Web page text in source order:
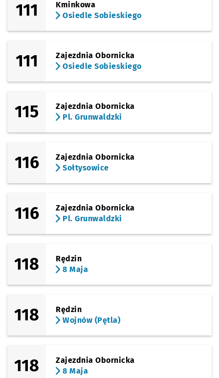
111
Kminkowa
Osiedle Sobieskiego
111
Zajezdnia Obornicka
Osiedle Sobieskiego
115
Zajezdnia Obornicka
Pl. Grunwaldzki
116
Zajezdnia Obornicka
Sołtysowice
116
Zajezdnia Obornicka
Pl. Grunwaldzki
118
Rędzin
8 Maja
118
Rędzin
Wojnów (Pętla)
118
Zajezdnia Obornicka
8 Maja